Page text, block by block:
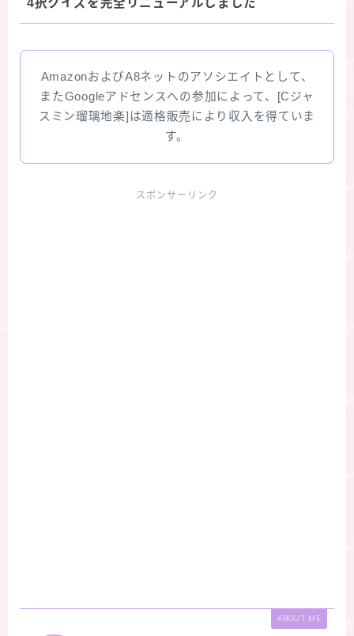
AmazonおよびA8ネットのアソシエイトとして、
またGoogleアドセンスへの参加によって、[Cジャ
スミン瑠璃地楽]は適格販売により収入を得ていま
す。
スポンサーリンク
ABOUT ME